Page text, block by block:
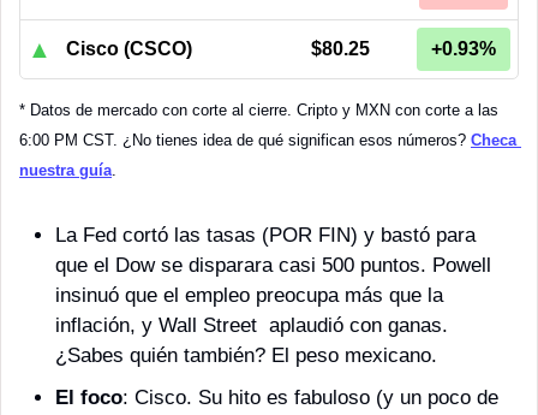
▲ Cisco (CSCO) $80.25 +0.93%
* Datos de mercado con corte al cierre. Cripto y MXN con corte a las
6:00 PM CST. ¿No tienes idea de qué significan esos números? Checa
nuestra guía.
La Fed cortó las tasas (POR FIN) y bastó para
que el Dow se disparara casi 500 puntos. Powell
insinuó que el empleo preocupa más que la
inflación, y Wall Street  aplaudió con ganas.
¿Sabes quién también? El peso mexicano.
El foco: Cisco. Su hito es fabuloso (y un poco de